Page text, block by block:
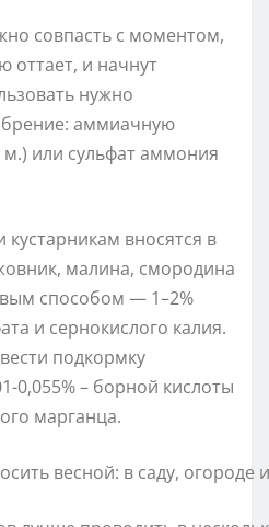
совпасть с моментом,
оттает, и начнут
нужно
аммиачную
м.) или сульфат аммония
вносятся в
малина, смородина
способом — 1–2%
и сернокислого калия.
подкормку
0,055% – борной кислоты
марганца.